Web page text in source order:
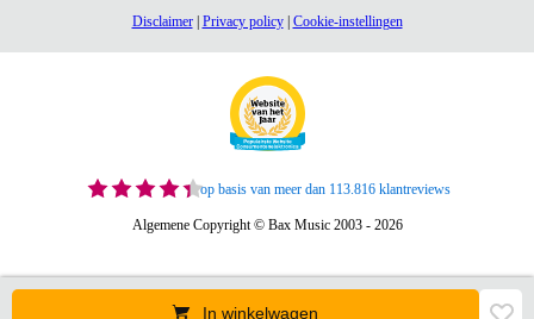
In winkelwagen
Disclaimer| Privacy policy| Cookie-instellingen
op basis van meer dan 113.816 klantreviews
Algemene Copyright © Bax Music 2003 - 2026